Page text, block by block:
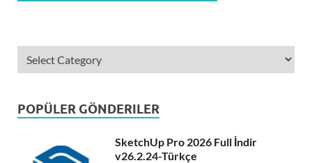
POPÜLER GÖNDERILER
SketchUp Pro 2026 Full İndir
v26.2.24-Türkçe